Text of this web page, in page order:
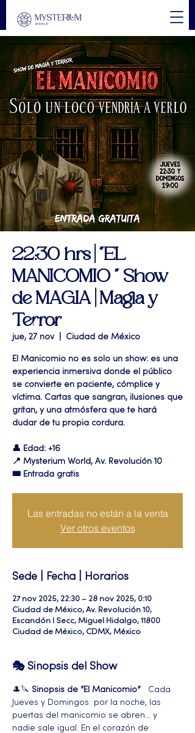
22:30 hrs | "EL
MANICOMIO " Show
de MAGIA | Magia y
Terror
jue, 27 nov
  |
Ciudad de México
El Manicomio no es solo un show: es una
experiencia inmersiva donde el público
se convierte en paciente, cómplice y
víctima. Cartas que sangran, ilusiones que
gritan, y una atmósfera que te hará
dudar de tu propia cordura.
👤 Edad: +16
📍 Mysterium World, Av. Revolución 10
🎟️ Entrada gratis
Las entradas no están a la venta
Ver otros eventos
Sede | Fecha | Horarios
27 nov 2025, 22:30 – 28 nov 2025, 0:10
Ciudad de México, Av. Revolución 10,
Escandón I Secc, Miguel Hidalgo, 11800
Ciudad de México, CDMX, México
🎭 Sinopsis del Show
🎩🔪 Sinopsis de “El Manicomio” Cada
Jueves y Domingos  por la noche, las
puertas del manicomio se abren… y
nadie sale igual. En el corazón de